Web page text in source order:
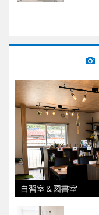
自習室＆図書室